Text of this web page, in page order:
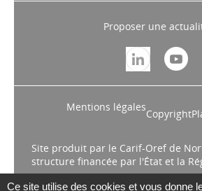
Proposer une
Mentions légales
Copyright
Site produit par le Carif-Oref de
structure financée par l'État et la
Ce site utilise des cookies et vous donne